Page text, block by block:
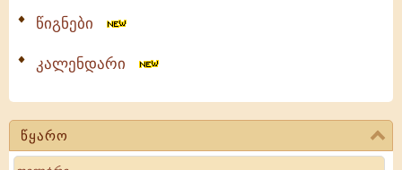
წიგნები
კალენდარი
წყარო
Search